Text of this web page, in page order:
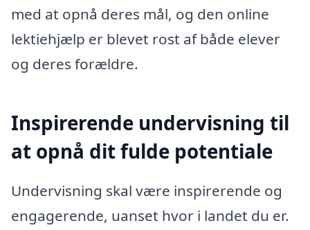
med at opnå deres mål, og den online
lektiehjælp er blevet rost af både elever
og deres forældre.
Inspirerende undervisning til
at opnå dit fulde potentiale
Undervisning skal være inspirerende og
engagerende, uanset hvor i landet du er.